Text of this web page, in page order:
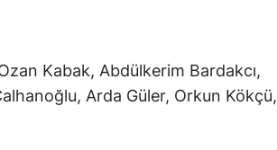
Kabak, Abdülkerim Bardakcı,
Arda Güler, Orkun Kökçü,